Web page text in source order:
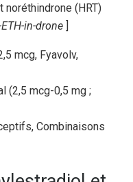
(HRT)
in-drone ]
mcg, Fyavolv,
(2,5 mcg-0,5 mg ;
Combinaisons